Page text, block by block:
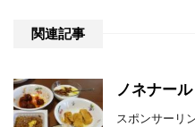
関連記事
ノネナー
スポンサーリ